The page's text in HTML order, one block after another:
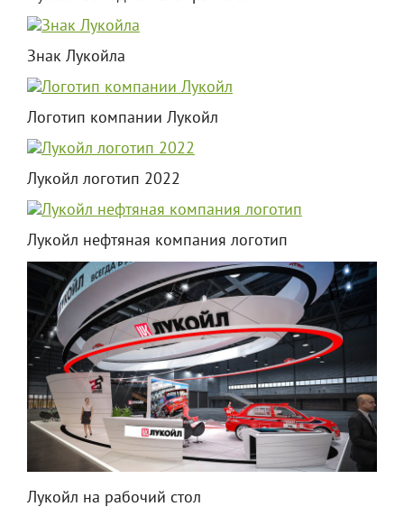
Знак Лукойла
Логотип компании Лукойл
Лукойл логотип 2022
Лукойл нефтяная компания логотип
Лукойл на рабочий стол